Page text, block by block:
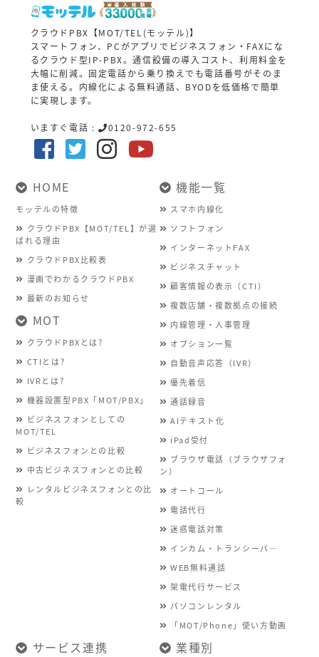
クラウドPBX【MOT/TEL(モッテル)】
スマートフォン、PCがアプリでビジネスフォン・FAXにな
るクラウド型IP-PBX。通信設備の導入コスト、利用料金を
大幅に削減。固定電話から乗り換えでも電話番号がそのま
ま使える。内線化による無料通話、BYODを低価格で簡単
に実現します。
いますぐ電話 : 0120-972-655
HOME
モッテルの特徴
クラウドPBX【MOT/TEL】が選
ばれる理由
クラウドPBX比較表
漫画でわかるクラウドPBX
最新のお知らせ
MOT
クラウドPBXとは?
CTIとは?
IVRとは?
機器設置型PBX「MOT/PBX」
ビジネスフォンとしての
MOT/TEL
ビジネスフォンとの比較
中古ビジネスフォンとの比較
レンタルビジネスフォンとの比
較
機能一覧
スマホ内線化
ソフトフォン
インターネットFAX
ビジネスチャット
顧客情報の表示（CTI）
複数店舗・複数拠点の接続
内線管理・人事管理
オプション一覧
自動音声応答（IVR）
優先着信
通話録音
AIテキスト化
iPad受付
ブラウザ電話（ブラウザフォ
ン）
オートコール
電話代行
迷惑電話対策
インカム・トランシーバ―
WEB無料通話
架電代行サービス
パソコンレンタル
「MOT/Phone」使い方動画
サービス連携 業種別